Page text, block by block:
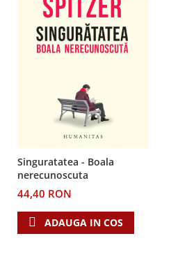
Singuratatea - Boala
nerecunoscuta
44,40 RON
ADAUGA IN COS